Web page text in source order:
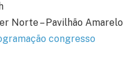
Norte – Pavilhão Amarelo
congresso